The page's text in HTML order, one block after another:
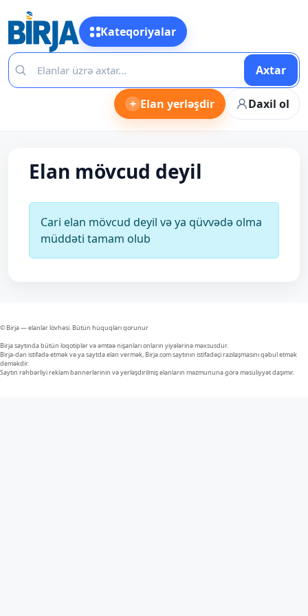
Kateqoriyalar
Axtar
+ Elan yerləşdir Daxil ol
Elan mövcud deyil
Cari elan mövcud deyil və ya qüvvədə olma
müddəti tamam olub
© Birja — elanlar lövhəsi. Bütün hüquqları qorunur
Birja saytında bütün loqotiplər və əmtəə nişanları onların yiyələrinə məxsusdur.
Birja-dan istifadə etmək və ya saytda elan vermək, Birja.com saytının istifadəçi razılaşmasını qəbul etmək
deməkdir.
Saytın rəhbərliyi reklam bannerlərinin və yerləşdirilmiş elanların məzmununa görə məsuliyyət daşımır.